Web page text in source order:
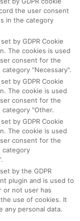
the user consent
in the category
by GDPR Cookie
The cookies is used
consent for the
"Necessary".
by GDPR Cookie
The cookie is used
consent for the
"Other.
by GDPR Cookie
The cookie is used
consent for the
category
by the GDPR
plugin and is used to
or not user has
use of cookies. It
any personal data.